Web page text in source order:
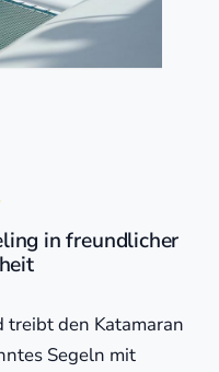
in freundlicher
treibt den Katamaran
Segeln mit